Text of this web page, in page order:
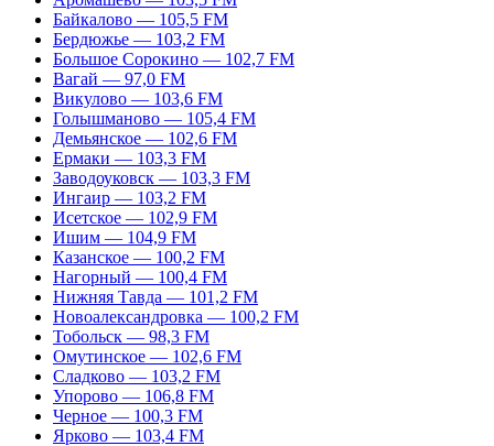
Байкалово — 105,5 FM
Бердюжье — 103,2 FM
Большое Сорокино — 102,7 FM
Вагай — 97,0 FM
Викулово — 103,6 FM
Голышманово — 105,4 FM
Демьянское — 102,6 FM
Ермаки — 103,3 FM
Заводоуковск — 103,3 FM
Ингаир — 103,2 FM
Исетское — 102,9 FM
Ишим — 104,9 FM
Казанское — 100,2 FM
Нагорный — 100,4 FM
Нижняя Тавда — 101,2 FM
Новоалександровка — 100,2 FM
Тобольск — 98,3 FM
Омутинское — 102,6 FM
Сладково — 103,2 FM
Упорово — 106,8 FM
Черное — 100,3 FM
Ярково — 103,4 FM